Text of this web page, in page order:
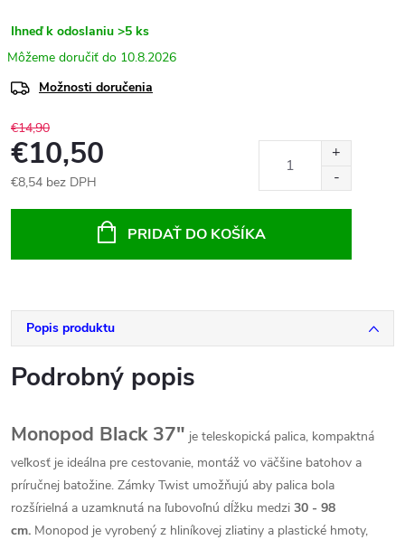
Ihneď k odoslaniu >5 ks
10.8.2026
Možnosti doručenia
€14,90
€10,50
€8,54 bez DPH
PRIDAŤ DO KOŠÍKA
Popis produktu
Podrobný popis
Monopod Black 37" je teleskopická palica, kompaktná
veľkosť je ideálna pre cestovanie, montáž vo väčšine batohov a
príručnej batožine. Zámky Twist umožňujú aby palica bola
rozšírielná a uzamknutá na ľubovoľnú dĺžku medzi 30 - 98
cm. Monopod je vyrobený z hliníkovej zliatiny a plastické hmoty,